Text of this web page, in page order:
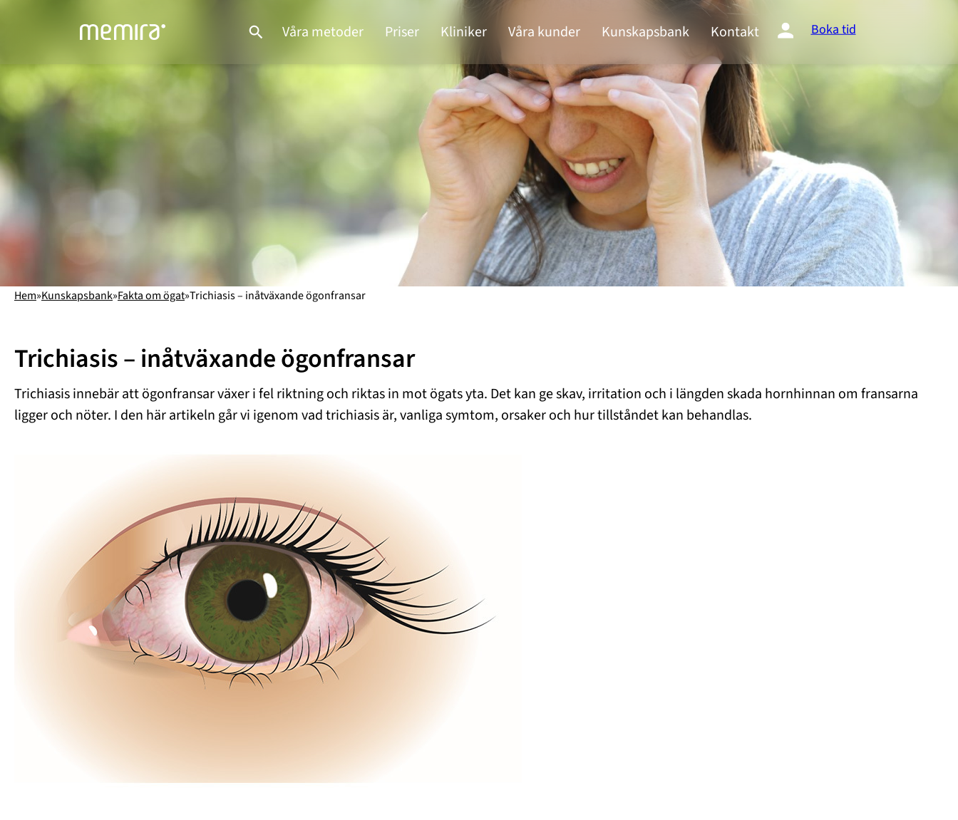
Våra metoder Priser Kliniker Våra kunder Kunskapsbank Kontakt Boka tid
Hem»Kunskapsbank»Fakta om ögat»Trichiasis – inåtväxande ögonfransar
Trichiasis – inåtväxande ögonfransar
Trichiasis innebär att ögonfransar växer i fel riktning och riktas in mot ögats yta. Det kan ge skav, irritation och i längden skada hornhinnan om fransarna
ligger och nöter. I den här artikeln går vi igenom vad trichiasis är, vanliga symtom, orsaker och hur tillståndet kan behandlas.